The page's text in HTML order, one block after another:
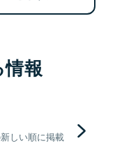
報
しい順に掲載